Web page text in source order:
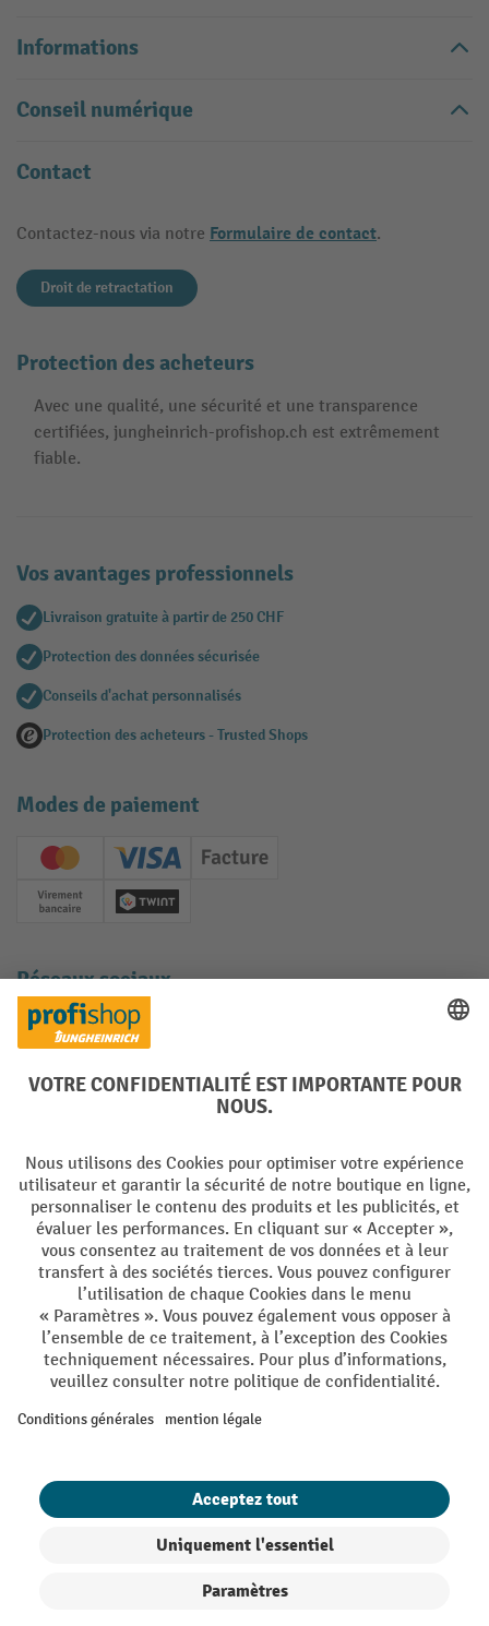
Informations
Conseil numérique
Contact
Contactez-nous via notre Formulaire de contact.
Droit de retractation
Protection des acheteurs
Avec une qualité, une sécurité et une transparence
certifiées, jungheinrich-profishop.ch est extrêmement
fiable.
Vos avantages professionnels
Livraison gratuite à partir de 250 CHF
Protection des données sécurisée
Conseils d'achat personnalisés
Protection des acheteurs - Trusted Shops
Modes de paiement
Creditcard (Master)Creditcard (Visa)
Facture
Paiement anticipé
Twint
Réseaux sociaux
Facebook
YouTube
LinkedInInstagram
Conditions générales de vente Mentions Légales
Protection des Données Politique de cookies
All prices excl. VAT plusshipping costsand possible delivery charges,
if not stated otherwise.
s'applique pas aux prix spéciaux. Il n'est pas possible de le combiner
newsletter. Le bon, valable 10 jours, peut être utilisé en ligne pour
toute commande d'un montant net minimum de CHF 250. Le
pourcentage de remise varie selon la catégorie de produits, pouvant
atteindre jusqu'à 10 %. Les transpalettes électriques, les gerbeurs
exclus de cette offre. Cette réduction ne peut pas être cumulée avec